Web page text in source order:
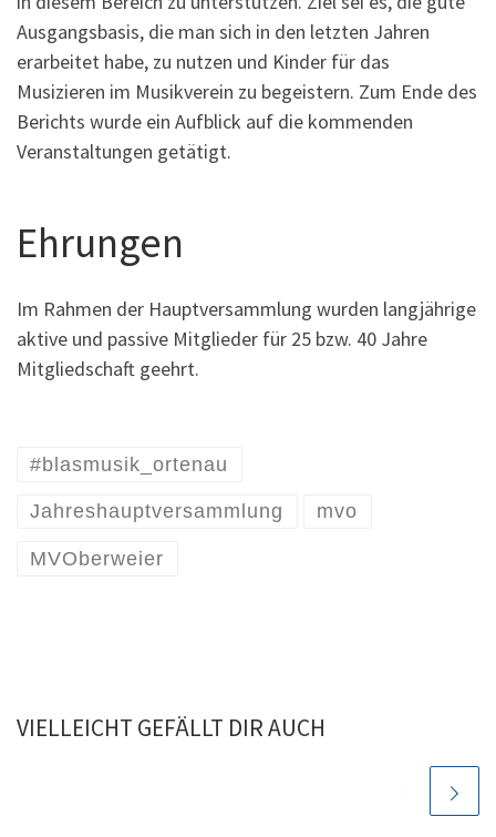
Ausgangsbasis, die man sich in den letzten Jahren
erarbeitet habe, zu nutzen und Kinder für das
Musizieren im Musikverein zu begeistern. Zum Ende des
Berichts wurde ein Aufblick auf die kommenden
Veranstaltungen getätigt.
Ehrungen
Im Rahmen der Hauptversammlung wurden langjährige
aktive und passive Mitglieder für 25 bzw. 40 Jahre
Mitgliedschaft geehrt.
#blasmusik_ortenau
Jahreshauptversammlung mvo
MVOberweier
VIELLEICHT GEFÄLLT DIR AUCH